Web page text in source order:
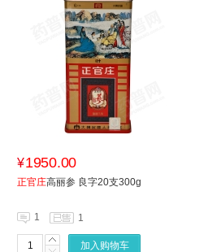
¥1950.00
正官庄高丽参 良字20支300g
1 1
加入购物车